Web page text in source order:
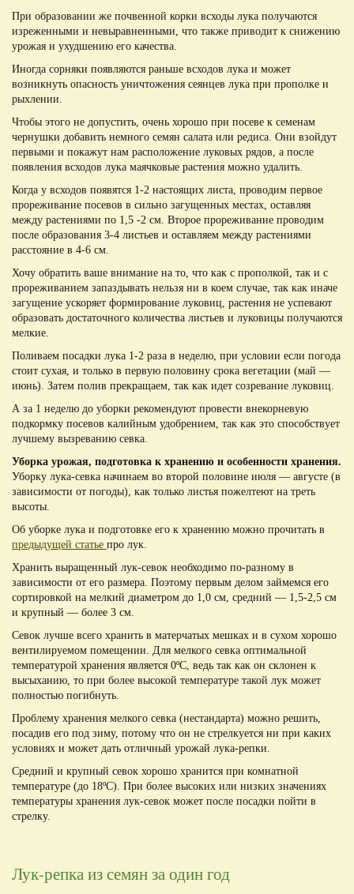
При образовании же почвенной корки всходы лука получаются
изреженными и невыравненными, что также приводит к снижению
урожая и ухудшению его качества.
Иногда сорняки появляются раньше всходов лука и может
возникнуть опасность уничтожения сеянцев лука при прополке и
рыхлении.
Чтобы этого не допустить, очень хорошо при посеве к семенам
чернушки добавить немного семян салата или редиса. Они взойдут
первыми и покажут нам расположение луковых рядов, а после
появления всходов лука маячковые растения можно удалить.
Когда у всходов появятся 1-2 настоящих листа, проводим первое
прореживание посевов в сильно загущенных местах, оставляя
между растениями по 1,5 -2 см. Второе прореживание проводим
после образования 3-4 листьев и оставляем между растениями
расстояние в 4-6 см.
Хочу обратить ваше внимание на то, что как с прополкой, так и с
прореживанием запаздывать нельзя ни в коем случае, так как иначе
загущение ускоряет формирование луковиц, растения не успевают
образовать достаточного количества листьев и луковицы получаются
мелкие.
Поливаем посадки лука 1-2 раза в неделю, при условии если погода
стоит сухая, и только в первую половину срока вегетации (май —
июнь). Затем полив прекращаем, так как идет созревание луковиц.
А за 1 неделю до уборки рекомендуют провести внекорневую
подкормку посевов калийным удобрением, так как это способствует
лучшему вызреванию севка.
Уборка урожая, подготовка к хранению и особенности хранения.
Уборку лука-севка начинаем во второй половине июля — августе (в
зависимости от погоды), как только листья пожелтеют на треть
высоты.
Об уборке лука и подготовке его к хранению можно прочитать в
предыдущей статье про лук.
Хранить выращенный лук-севок необходимо по-разному в
зависимости от его размера. Поэтому первым делом займемся его
сортировкой на мелкий диаметром до 1,0 см, средний — 1,5-2,5 см
и крупный — более 3 см.
Севок лучше всего хранить в матерчатых мешках и в сухом хорошо
вентилируемом помещении. Для мелкого севка оптимальной
температурой хранения является 0ºС, ведь так как он склонен к
высыханию, то при более высокой температуре такой лук может
полностью погибнуть.
Проблему хранения мелкого севка (нестандарта) можно решить,
посадив его под зиму, потому что он не стрелкуется ни при каких
условиях и может дать отличный урожай лука-репки.
Средний и крупный севок хорошо хранится при комнатной
температуре (до 18ºС). При более высоких или низких значениях
температуры хранения лук-севок может после посадки пойти в
стрелку.
Лук-репка из семян за один год